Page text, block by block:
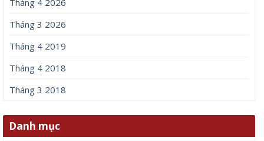
Tháng 3 2026
Tháng 4 2019
Tháng 4 2018
Tháng 3 2018
Danh mục